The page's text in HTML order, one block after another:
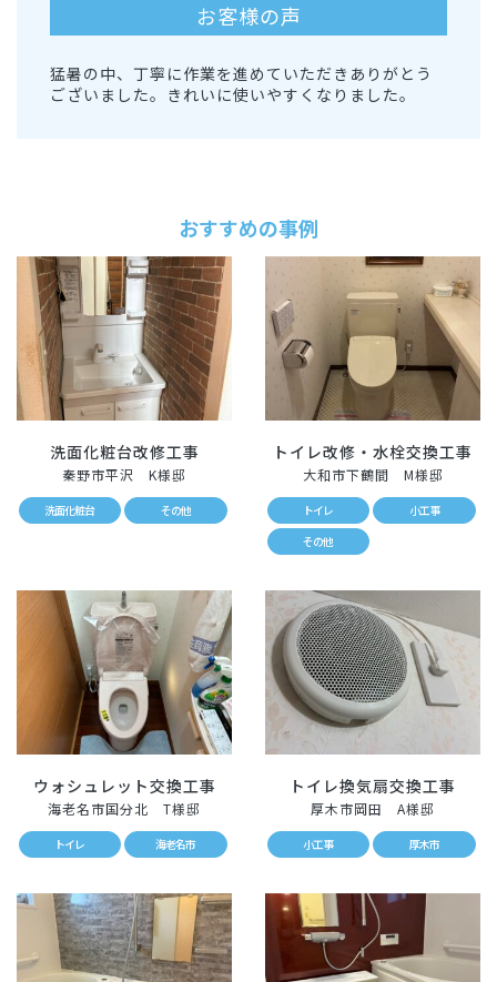
お客様の声
猛暑の中、丁寧に作業を進めていただきありがとう
ございました。きれいに使いやすくなりました。
おすすめの事例
洗面化粧台改修工事
秦野市平沢 K様邸
洗面化粧台 その他
トイレ改修・水栓交換工事
大和市下鶴間 M様邸
トイレ
小工事
その他
ウォシュレット交換工事
海老名市国分北 T様邸
トイレ 海老名市
トイレ換気扇交換工事
厚木市岡田 A様邸
小工事 厚木市